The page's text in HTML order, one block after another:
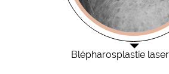
Blépharosplastie